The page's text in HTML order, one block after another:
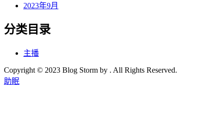
2023年9月
分类目录
主播
Copyright © 2023 Blog Storm by . All Rights Reserved.
助眠